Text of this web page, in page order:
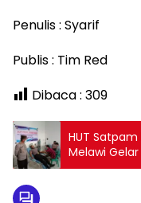
Penulis : Syarif
Publis : Tim Red
Dibaca : 309
HUT
Melawi